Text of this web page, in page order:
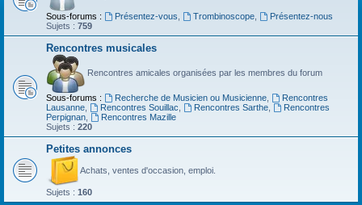
Sous-forums : Présentez-vous Trombinoscope,
Présentez-nous
Sujets : 759
Rencontres musicales
Rencontres amicales organisées par les membres du forum
Sous-forums : Recherche de Musicien ou Musicienne,
Rencontres
Lausanne
Rencontres Souillac Rencontres Sarthe,
Rencontres
Perpignan
Rencontres Mazille
Sujets : 220
Petites annonces
Achats, ventes d'occasion, emploi.
Sujets : 160